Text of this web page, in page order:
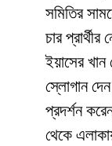
সমিতির
চার প্রার্থীর
ইয়াসের খান
স্লোগান দেন
প্রদর্শন
থেকে